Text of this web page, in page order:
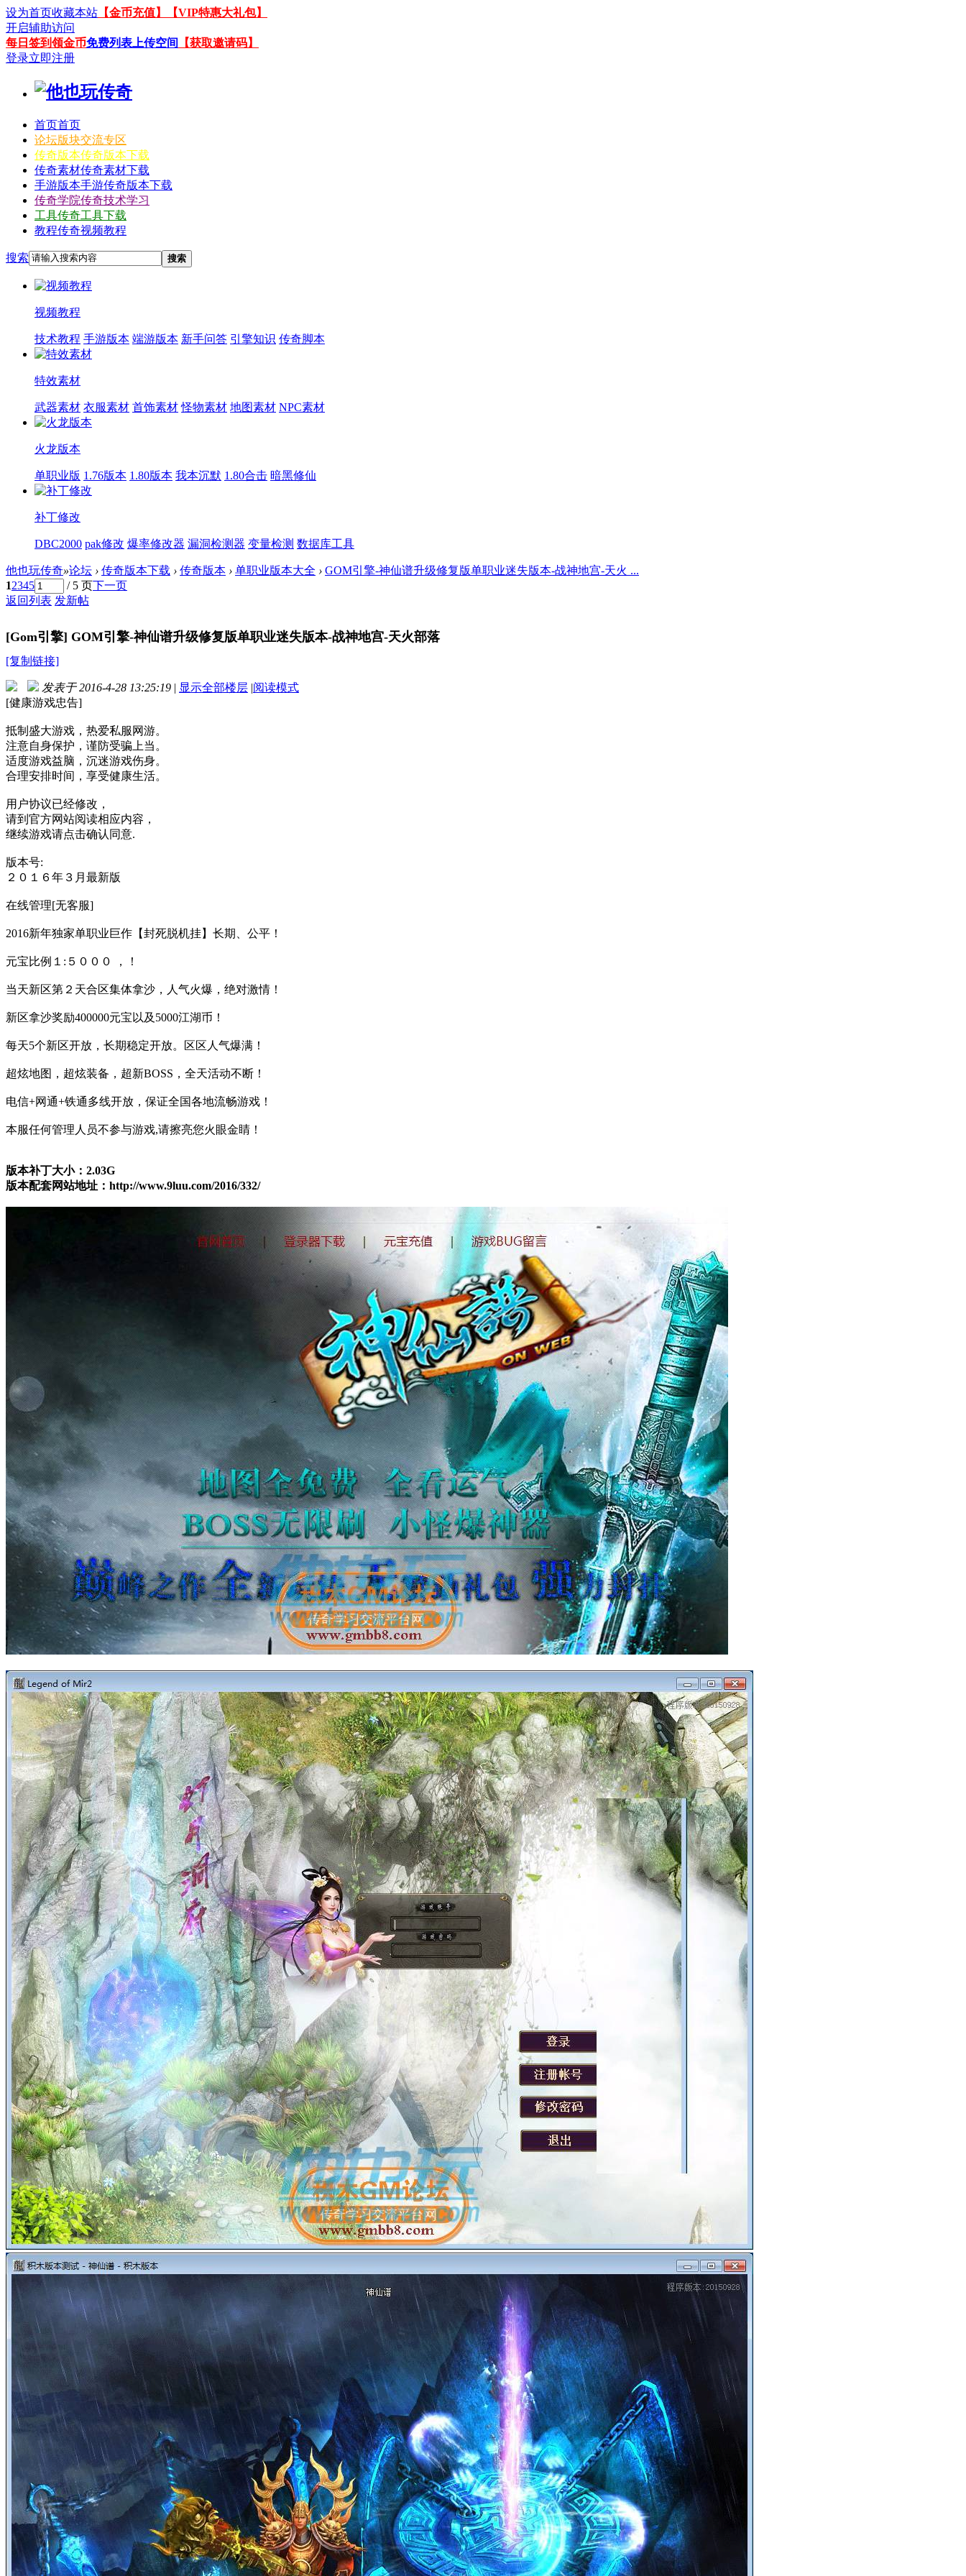
设为首页收藏本站 【金币充值】
【VIP特惠大礼包】
开启辅助访问
每日签到领金币免费列表上传空间
【获取邀请码】
登录立即注册
首页首页
论坛版块交流专区
传奇版本传奇版本下载
传奇素材传奇素材下载
手游版本手游传奇版本下载
传奇学院传奇技术学习
工具传奇工具下载
教程传奇视频教程
搜索 搜索
视频教程
技术教程 手游版本 端游版本 新手问答 引擎知识 传奇脚本
特效素材
武器素材 衣服素材 首饰素材 怪物素材 地图素材 NPC素材
火龙版本
单职业版 1.76版本 1.80版本 我本沉默 1.80合击 暗黑修仙
补丁修改
DBC2000 pak修改 爆率修改器 漏洞检测器 变量检测 数据库工具
他也玩传奇»论坛 › 传奇版本下载 › 传奇版本 › 单职业版本大全 › GOM引擎-神仙谱升级修复版单职业迷失版本-战神地宫-天火 ...
12345 / 5 页下一页
返回列表 发新帖
[Gom引擎] GOM引擎-神仙谱升级修复版单职业迷失版本-战神地宫-天火部落
[复制链接]
发表于 2016-4-28 13:25:19 | 显示全部楼层 |阅读模式
[健康游戏忠告]
抵制盛大游戏，热爱私服网游。
注意自身保护，谨防受骗上当。
适度游戏益脑，沉迷游戏伤身。
合理安排时间，享受健康生活。
用户协议已经修改，
请到官方网站阅读相应内容，
继续游戏请点击确认同意.
版本号:
２０１６年３月最新版
在线管理[无客服]
2016新年独家单职业巨作【封死脱机挂】长期、公平！
元宝比例１:５０００ ，！
当天新区第２天合区集体拿沙，人气火爆，绝对激情！
新区拿沙奖励400000元宝以及5000江湖币！
每天5个新区开放，长期稳定开放。区区人气爆满！
超炫地图，超炫装备，超新BOSS，全天活动不断！
电信+网通+铁通多线开放，保证全国各地流畅游戏！
本服任何管理人员不参与游戏,请擦亮您火眼金睛！
版本补丁大小：2.03G
版本配套网站地址：http://www.9luu.com/2016/332/